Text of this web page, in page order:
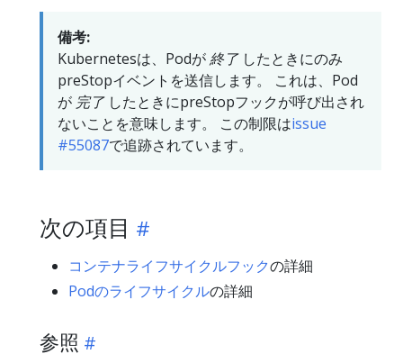
備考:
Kubernetesは、Podが終了したときにのみ
preStopイベントを送信します。 これは、Pod
が完了したときにpreStopフックが呼び出され
ないことを意味します。 この制限はissue
#55087で追跡されています。
次の項目
コンテナライフサイクルフックの詳細
Podのライフサイクルの詳細
参照